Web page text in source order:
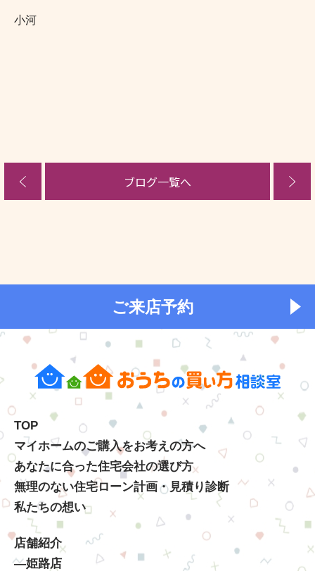
小河
ブログ一覧へ
ご来店予約
TOP
マイホームのご購入をお考えの方へ
あなたに合った住宅会社の選び方
無理のない住宅ローン計画・見積り診断
私たちの想い
店舗紹介
―姫路店